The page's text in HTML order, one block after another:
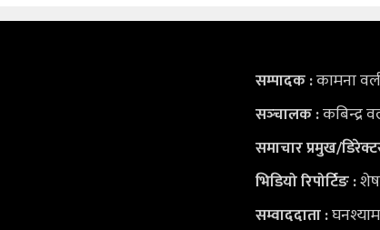
सम्पादक :कामना
सञ्‍चालक :कबिन्द्र
समाचार प्रमुख/
भिडियोरिपोर्टिङ :
सम्वाददाता :